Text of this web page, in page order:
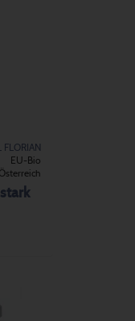
FLORIAN
EU-Bio
Österreich